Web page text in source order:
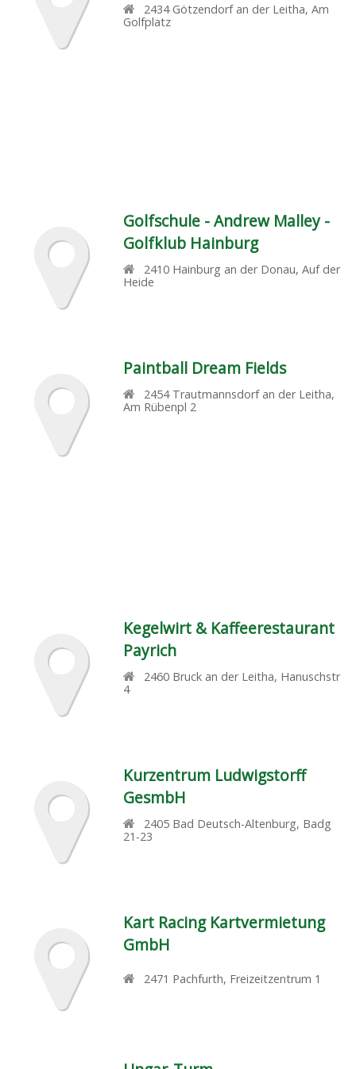
2434 Götzendorf an der Leitha,Am
Golfplatz
Golfschule - Andrew Malley -
Golfklub Hainburg
2410 Hainburg an der Donau,Auf der
Heide
Paintball Dream Fields
2454 Trautmannsdorf an der Leitha,
Am Rübenpl 2
Kegelwirt & Kaffeerestaurant
Payrich
2460 Bruck an der Leitha, Hanuschstr
4
Kurzentrum Ludwigstorff
GesmbH
2405 Bad Deutsch-Altenburg, Badg
21-23
Kart Racing Kartvermietung
GmbH
2471 Pachfurth, Freizeitzentrum 1